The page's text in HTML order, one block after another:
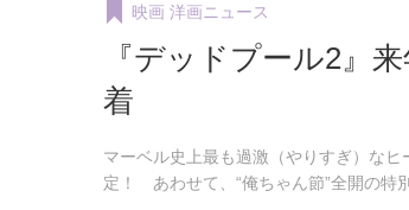
『デッドプール2』
着
マーベル史上最も過激（やりすぎ）な
定！ あわせて、“俺ちゃん節”全開の特
映画 洋画ニュース